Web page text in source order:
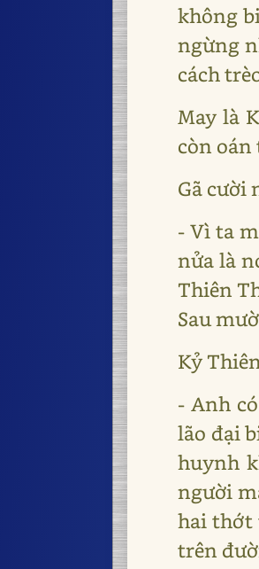
không
ngừng
cách
May là
còn oán
Gã cười
- Vì ta
nửa là
Thiên
Sau
Kỷ
- Anh
lão đại
huynh
người
hai thớt
trên